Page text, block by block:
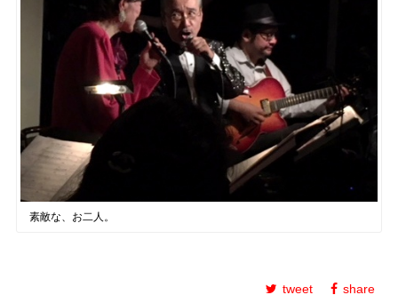
素敵な、お二人。
tweet share